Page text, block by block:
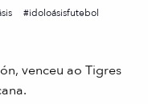
idoloásisfutebol
venceu ao Tigres